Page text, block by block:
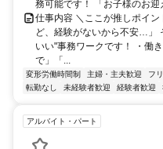
務可能です！ 「お子様のお
仕事内容 ＼ここが推しポイ
ど、経験がないから不安…」
いい"事務ワークです！ ・働
で」「...
変形労働時間制 主婦・主夫歓迎 フ
転勤なし
未経験者歓迎 経験者歓迎
アルバイト・パート